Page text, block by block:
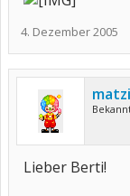
4. Dezember 2005
matzi
Lieber Berti!